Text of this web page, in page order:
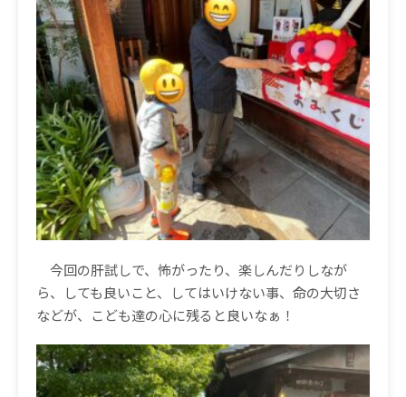
今回の肝試しで、怖がったり、楽しんだりしなが
ら、しても良いこと、してはいけない事、命の大切さ
などが、こども達の心に残ると良いなぁ！